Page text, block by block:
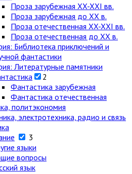
Проза зарубежная XX-XXI вв.
Проза зарубежная до XX в.
Проза отечественная XX-XXI вв.
Проза отечественная до XX в.
Библиотека приключений и
фантастики
Литературные памятники
2
Фантастика зарубежная
Фантастика отечественная
политэкономия
электротехника, радио и связь
3
языки
вопросы
язык